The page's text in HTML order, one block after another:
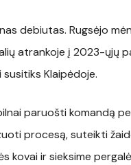
debiutas. Rugsėjo
atrankoje į 2023-ųjų
Klaipėdoje.
paruošti komandą
procesą, suteikti
kovai ir sieksime